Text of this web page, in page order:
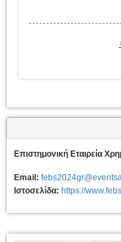
Επιστημονική Εταιρεία
Email:
Ιστοσελίδα: https://